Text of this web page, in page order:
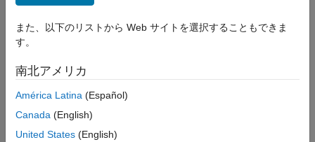
ON THIS PAGE
Syntax
Input Arguments
Output Arguments
Examples
Version History
acquired by the specified entity
expand all in page
Syntax
resType = resourceType(entityType,resourceNames)
Description
resType= resourceType(
また、以下のリストから Web サイトを選択することもできま
す。
南北アメリカ
América Latina (Español)
Canada (English)
United States (English)